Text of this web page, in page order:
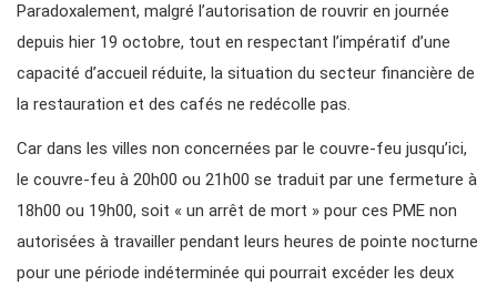
Paradoxalement, malgré l’autorisation de rouvrir en journée
depuis hier 19 octobre, tout en respectant l’impératif d’une
capacité d’accueil réduite, la situation du secteur financière de
la restauration et des cafés ne redécolle pas.
Car dans les villes non concernées par le couvre-feu jusqu’ici,
le couvre-feu à 20h00 ou 21h00 se traduit par une fermeture à
18h00 ou 19h00, soit « un arrêt de mort » pour ces PME non
autorisées à travailler pendant leurs heures de pointe nocturne
pour une période indéterminée qui pourrait excéder les deux